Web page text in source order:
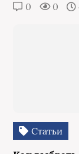
0 0
Статьи